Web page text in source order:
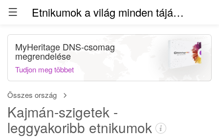
Etnikumok a világ minden táján (béta)
Összes ország
Kajmán-szigetek -
leggyakoribb etnikumok
MyHeritage DNS-csomag
megrendelése
Tudjon meg többet